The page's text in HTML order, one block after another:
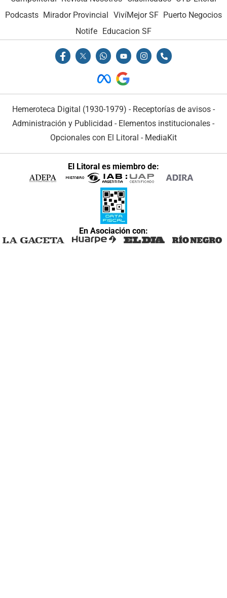
Podcasts Mirador Provincial VivíMejor SF Puerto Negocios
Notife
Educacion SF
Hemeroteca Digital (1930-1979) - Receptorías de avisos -
Administración y Publicidad - Elementos institucionales -
Opcionales con El Litoral - MediaKit
El Litoral es miembro de:
En Asociación con: